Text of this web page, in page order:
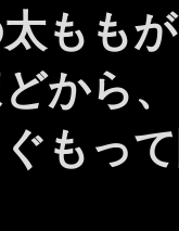
もも
から
もっ